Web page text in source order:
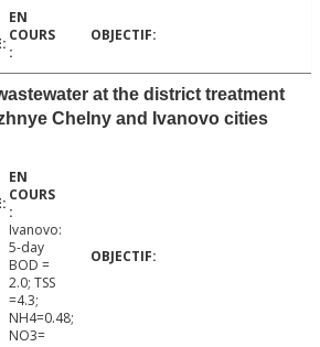
at the district treatment
Chelny and Ivanovo cities
Ivanovo:
5-day
BOD =
2.0; TSS
=4.3;
NH4=0.48;
NO3=